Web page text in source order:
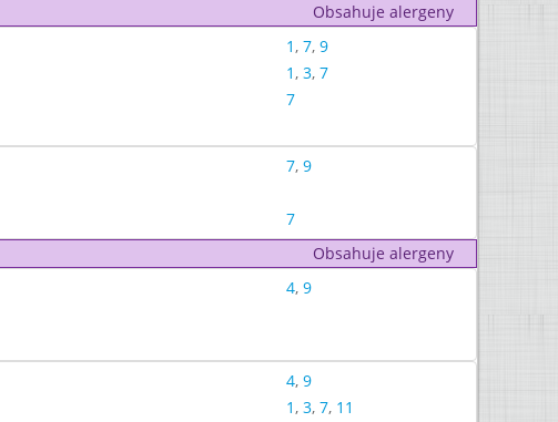
Obsahuje alergeny
1, 7, 9
1, 3, 7
7
7, 9
7
Obsahuje alergeny
4, 9
4, 9
1, 3, 7, 11